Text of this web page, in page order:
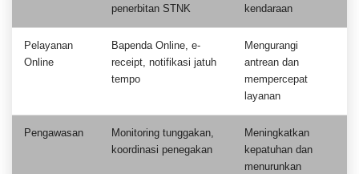
penerbitan STNK
kendaraan
Pelayanan
Online
Bapenda Online, e-
receipt, notifikasi jatuh
tempo
Mengurangi
antrean dan
mempercepat
layanan
Pengawasan
Monitoring tunggakan,
koordinasi penegakan
Meningkatkan
kepatuhan dan
menurunkan